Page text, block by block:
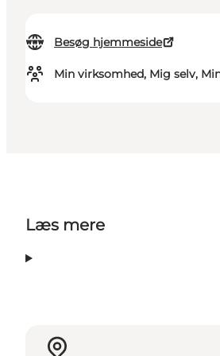
Besøg hjemmeside
Min virksomhed, Mig selv,
Læs mere